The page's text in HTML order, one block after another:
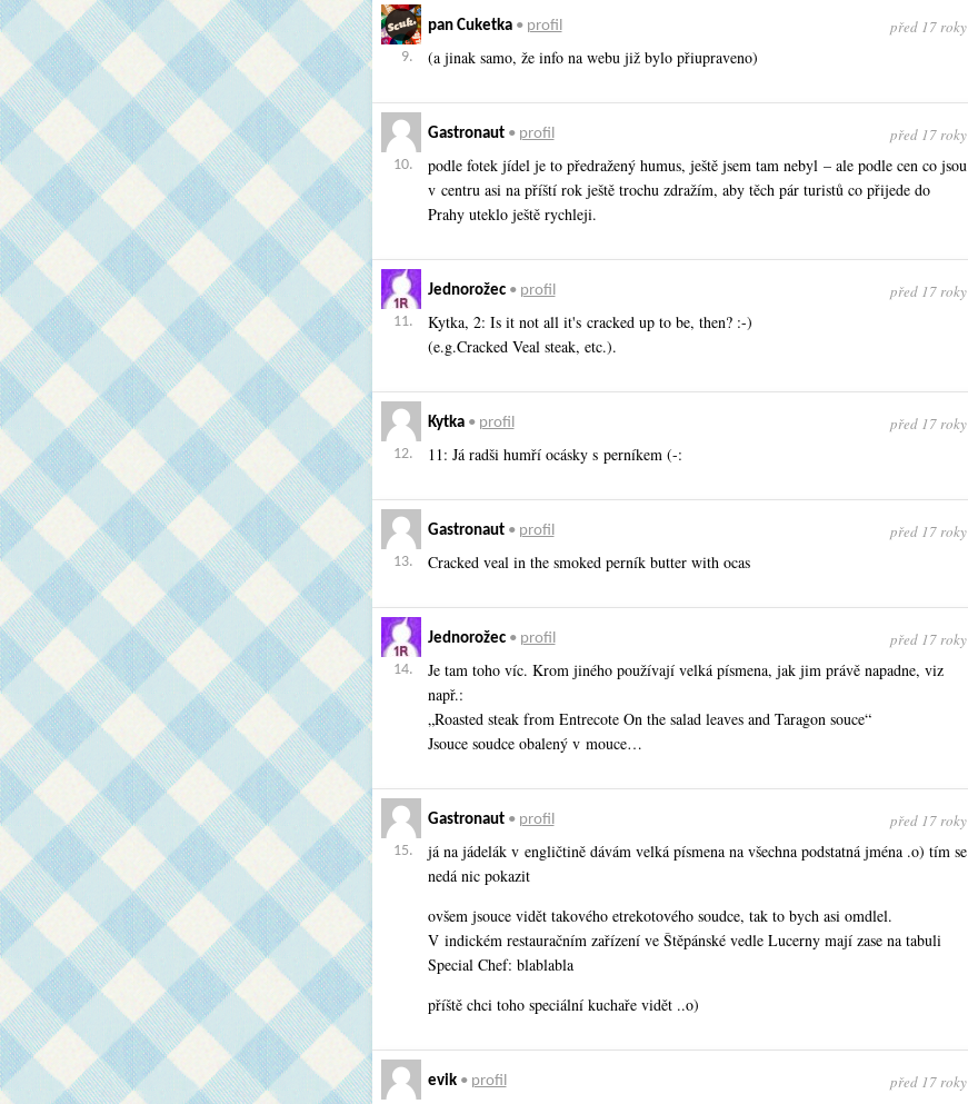
9.
pan Cuketka• profil před 17 roky
(a jinak samo, že info na webu již bylo přiupraveno)
10.
Gastronaut• profil před 17 roky
podle fotek jídel je to předražený humus, ještě jsem tam nebyl – ale podle cen co jsou
v centru asi na příští rok ještě trochu zdražím, aby těch pár turistů co přijede do
Prahy uteklo ještě rychleji.
11.
Jednorožec• profil před 17 roky
Kytka, 2: Is it not all it's cracked up to be, then? :-)
(e.g.Cracked Veal steak, etc.).
12.
Kytka• profil před 17 roky
11: Já radši humří ocásky s perníkem (-:
13.
Gastronaut• profil před 17 roky
Cracked veal in the smoked perník butter with ocas
14.
Jednorožec• profil před 17 roky
Je tam toho víc. Krom jiného používají velká písmena, jak jim právě napadne, viz
např.:
„Roasted steak from Entrecote On the salad leaves and Taragon souce“
Jsouce soudce obalený v mouce…
15.
Gastronaut• profil před 17 roky
já na jádelák v engličtině dávám velká písmena na všechna podstatná jména .o) tím se
nedá nic pokazit
ovšem jsouce vidět takového etrekotového soudce, tak to bych asi omdlel.
V indickém restauračním zařízení ve Štěpánské vedle Lucerny mají zase na tabuli
Special Chef: blablabla
příště chci toho speciální kuchaře vidět ..o)
evik• profil před 17 roky